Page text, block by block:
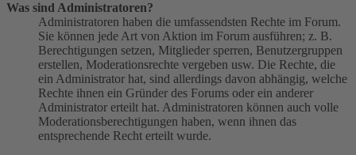
Was sind Administratoren?
Administratoren haben die umfassendsten Rechte im Forum.
Sie können jede Art von Aktion im Forum ausführen; z. B.
Berechtigungen setzen, Mitglieder sperren, Benutzergruppen
erstellen, Moderationsrechte vergeben usw. Die Rechte, die
ein Administrator hat, sind allerdings davon abhängig, welche
Rechte ihnen ein Gründer des Forums oder ein anderer
Administrator erteilt hat. Administratoren können auch volle
Moderationsberechtigungen haben, wenn ihnen das
entsprechende Recht erteilt wurde.